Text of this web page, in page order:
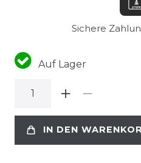
Sichere
Auf Lager
IN DEN